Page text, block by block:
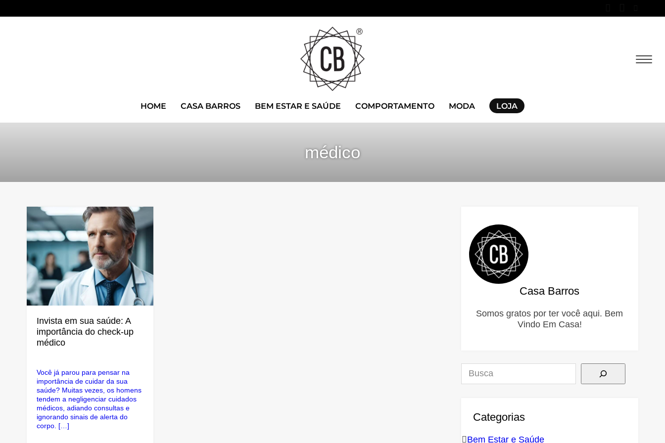
HOME CASA BARROS BEM ESTAR E SAÚDE COMPORTAMENTO MODA LOJA
médico
Invista em sua saúde: A
importância do check-up
médico
Você já parou para pensar na
importância de cuidar da sua
saúde? Muitas vezes, os homens
tendem a negligenciar cuidados
médicos, adiando consultas e
ignorando sinais de alerta do
corpo. […]
Casa Barros
Somos gratos por ter você aqui. Bem
Vindo Em Casa!
Pesquisar
Categorias
Bem Estar e Saúde